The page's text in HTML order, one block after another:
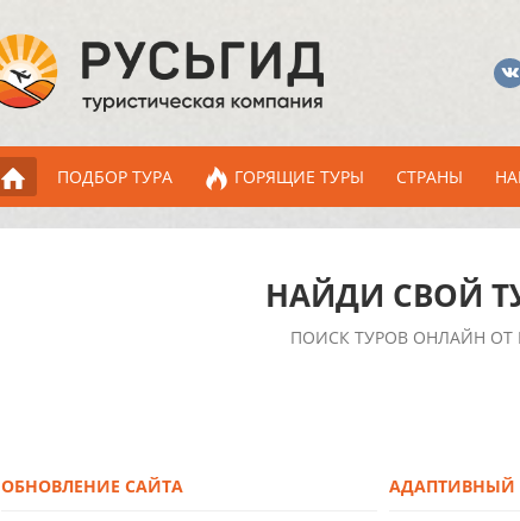
ПОДБОР ТУРА ГОРЯЩИЕ ТУРЫ СТРАНЫ
НАЙДИ СВОЙ
ПОИСК ТУРОВ ОНЛАЙН ОТ
ОБНОВЛЕНИЕ САЙТА АДАПТИВНЫЙ